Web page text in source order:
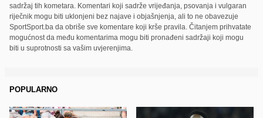
sadržaj tih kometara. Komentari koji sadrže vrijeđanja, psovanja i vulgaran
riječnik mogu biti uklonjeni bez najave i objašnjenja, ali to ne obavezuje
SportSport.ba da obriše sve komentare koji krše pravila. Čitanjem prihvatate
mogućnost da među komentarima mogu biti pronađeni sadržaji koji mogu
biti u suprotnosti sa vašim uvjerenjima.
POPULARNO